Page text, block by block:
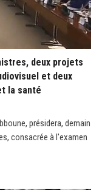
deux projets
et deux
la santé
présidera, demain
consacrée à l'examen